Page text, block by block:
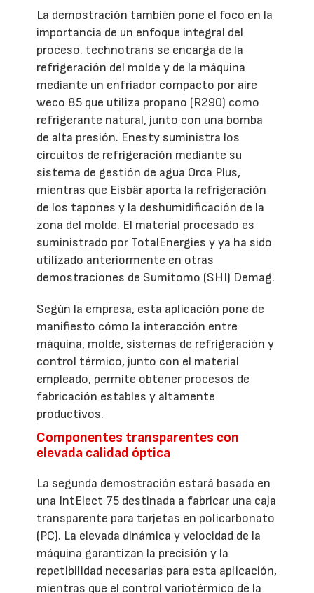
La demostración también pone el foco en la
importancia de un enfoque integral del
proceso. technotrans se encarga de la
refrigeración del molde y de la máquina
mediante un enfriador compacto por aire
weco 85 que utiliza propano (R290) como
refrigerante natural, junto con una bomba
de alta presión. Enesty suministra los
circuitos de refrigeración mediante su
sistema de gestión de agua Orca Plus,
mientras que Eisbär aporta la refrigeración
de los tapones y la deshumidificación de la
zona del molde. El material procesado es
suministrado por TotalEnergies y ya ha sido
utilizado anteriormente en otras
demostraciones de Sumitomo (SHI) Demag.
Según la empresa, esta aplicación pone de
manifiesto cómo la interacción entre
máquina, molde, sistemas de refrigeración y
control térmico, junto con el material
empleado, permite obtener procesos de
fabricación estables y altamente
productivos.
Componentes transparentes con
elevada calidad óptica
La segunda demostración estará basada en
una IntElect 75 destinada a fabricar una caja
transparente para tarjetas en policarbonato
(PC). La elevada dinámica y velocidad de la
máquina garantizan la precisión y la
repetibilidad necesarias para esta aplicación,
mientras que el control variotérmico de la